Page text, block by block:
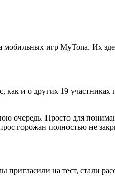
мобильных игр MyTona. Их
и о других 19 участниках
очередь. Просто для
горожан полностью не
на тест, стали